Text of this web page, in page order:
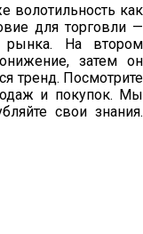
волотильность как
для торговли —
рынка. На втором
затем он
тренд. Посмотрите
и покупок. Мы
свои знания.